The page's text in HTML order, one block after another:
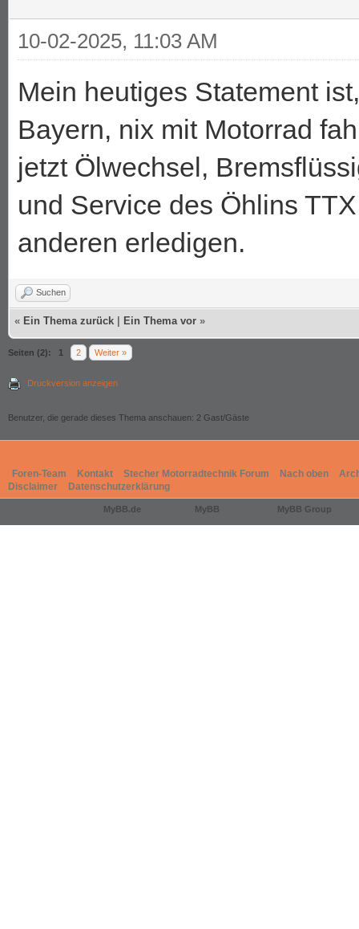
10-02-2025, 11:03 AM
Mein heutiges Statement
Bayern, nix mit Motorrad
jetzt Ölwechsel,
und Service des Öhlins
anderen erledigen.
Suchen
« Ein Thema zurück Ein Thema vor »
Seiten (2): 1 2 Weiter »
Druckversion anzeigen
Benutzer, die gerade dieses Thema anschauen: 2 Gast/Gäste
Foren-Team Kontakt Stecher Motorradtechnik Forum Nach oben
Disclaimer
Datenschutzerklärung
MyBB.de MyBB MyBB Group